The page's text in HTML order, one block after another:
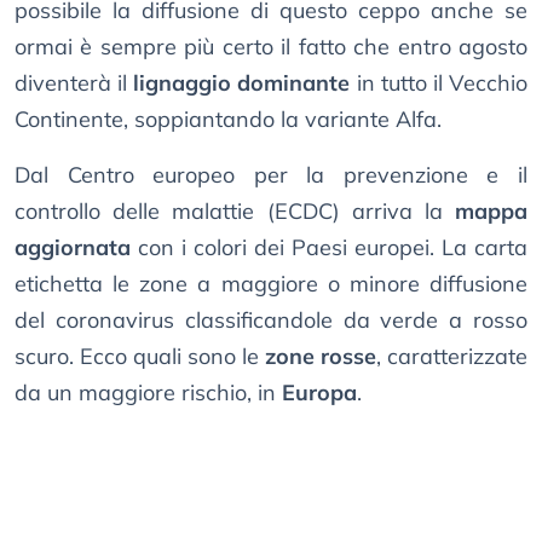
possibile la diffusione di questo ceppo anche se
ormai è sempre più certo il fatto che entro agosto
diventerà il lignaggio dominante in tutto il Vecchio
Continente, soppiantando la variante Alfa.
Dal Centro europeo per la prevenzione e il
controllo delle malattie (ECDC) arriva la mappa
aggiornata con i colori dei Paesi europei. La carta
etichetta le zone a maggiore o minore diffusione
del coronavirus classificandole da verde a rosso
scuro. Ecco quali sono le zone rosse, caratterizzate
da un maggiore rischio, in Europa.